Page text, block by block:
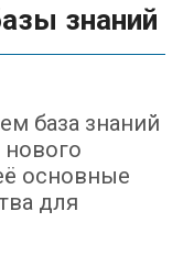
знаний
база знаний
основные
для